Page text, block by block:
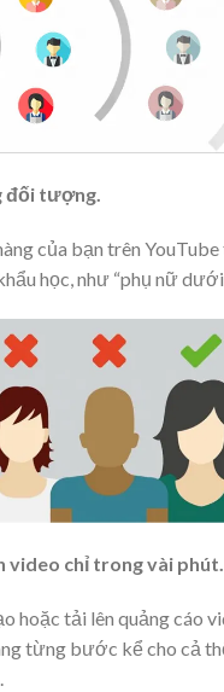
đối tượng.
của bạn trên
học, như “phụ nữ
video chỉ trong vài phút.
hoặc tải lên quảng cáo
từng bước kể cho cả